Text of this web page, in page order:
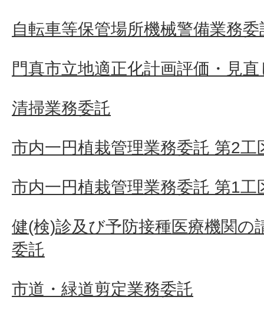
自転車等保管場所機械警備業務委
門真市立地適正化計画評価・見
清掃業務委託
市内一円植栽管理業務委託 第2工
市内一円植栽管理業務委託 第1工
健(検)診及び予防接種医療機関の
委託
市道・緑道剪定業務委託